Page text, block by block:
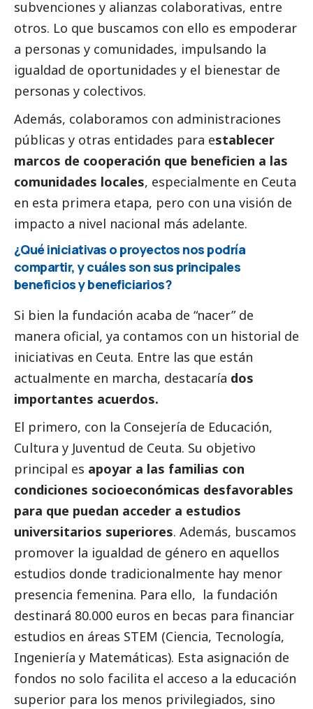
subvenciones y alianzas colaborativas, entre
otros. Lo que buscamos con ello es empoderar
a personas y comunidades, impulsando la
igualdad de oportunidades y el bienestar de
personas y colectivos.
Además, colaboramos con administraciones
públicas y otras entidades para establecer
marcos de cooperación que beneficien a las
comunidades locales, especialmente en Ceuta
en esta primera etapa, pero con una visión de
impacto a nivel nacional más adelante.
¿Qué iniciativas o proyectos nos podría
compartir, y cuáles son sus principales
beneficios y beneficiarios?
Si bien la fundación acaba de “nacer” de
manera oficial, ya contamos con un historial de
iniciativas en Ceuta. Entre las que están
actualmente en marcha, destacaría dos
importantes acuerdos.
El primero, con la Consejería de Educación,
Cultura y Juventud de Ceuta. Su objetivo
principal es apoyar a las familias con
condiciones socioeconómicas desfavorables
para que puedan acceder a estudios
universitarios superiores. Además, buscamos
promover la igualdad de género en aquellos
estudios donde tradicionalmente hay menor
presencia femenina. Para ello, la fundación
destinará 80.000 euros en becas para financiar
estudios en áreas STEM (Ciencia, Tecnología,
Ingeniería y Matemáticas). Esta asignación de
fondos no solo facilita el acceso a la educación
superior para los menos privilegiados, sino